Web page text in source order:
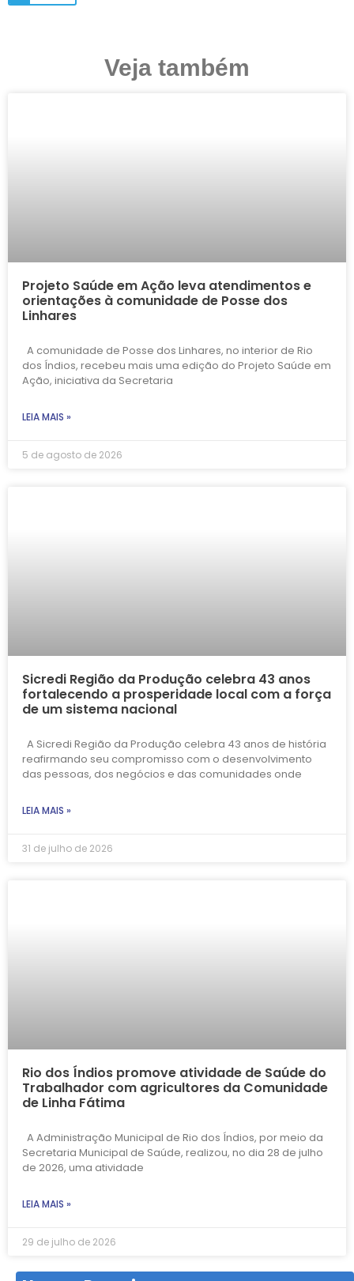
Veja também
Projeto Saúde em Ação leva atendimentos e
orientações à comunidade de Posse dos
Linhares
A comunidade de Posse dos Linhares, no interior de Rio
dos Índios, recebeu mais uma edição do Projeto Saúde em
Ação, iniciativa da Secretaria
LEIA MAIS »
5 de agosto de 2026
Sicredi Região da Produção celebra 43 anos
fortalecendo a prosperidade local com a força
de um sistema nacional
A Sicredi Região da Produção celebra 43 anos de história
reafirmando seu compromisso com o desenvolvimento
das pessoas, dos negócios e das comunidades onde
LEIA MAIS »
31 de julho de 2026
Rio dos Índios promove atividade de Saúde do
Trabalhador com agricultores da Comunidade
de Linha Fátima
A Administração Municipal de Rio dos Índios, por meio da
Secretaria Municipal de Saúde, realizou, no dia 28 de julho
de 2026, uma atividade
LEIA MAIS »
29 de julho de 2026